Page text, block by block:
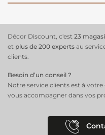
Décor Discount, c'est 23
et plus de 200 experts au
clients.
Besoin d’un conseil ?
Notre service clients est à
vous accompagner dans vos